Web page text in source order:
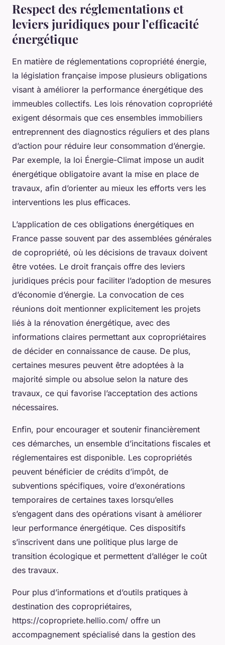
Respect des réglementations et
leviers juridiques pour l’efficacité
énergétique
En matière de réglementations copropriété énergie,
la législation française impose plusieurs obligations
visant à améliorer la performance énergétique des
immeubles collectifs. Les lois rénovation copropriété
exigent désormais que ces ensembles immobiliers
entreprennent des diagnostics réguliers et des plans
d’action pour réduire leur consommation d’énergie.
Par exemple, la loi Énergie-Climat impose un audit
énergétique obligatoire avant la mise en place de
travaux, afin d’orienter au mieux les efforts vers les
interventions les plus efficaces.
L’application de ces obligations énergétiques en
France passe souvent par des assemblées générales
de copropriété, où les décisions de travaux doivent
être votées. Le droit français offre des leviers
juridiques précis pour faciliter l’adoption de mesures
d’économie d’énergie. La convocation de ces
réunions doit mentionner explicitement les projets
liés à la rénovation énergétique, avec des
informations claires permettant aux copropriétaires
de décider en connaissance de cause. De plus,
certaines mesures peuvent être adoptées à la
majorité simple ou absolue selon la nature des
travaux, ce qui favorise l’acceptation des actions
nécessaires.
Enfin, pour encourager et soutenir financièrement
ces démarches, un ensemble d’incitations fiscales et
réglementaires est disponible. Les copropriétés
peuvent bénéficier de crédits d’impôt, de
subventions spécifiques, voire d’exonérations
temporaires de certaines taxes lorsqu’elles
s’engagent dans des opérations visant à améliorer
leur performance énergétique. Ces dispositifs
s’inscrivent dans une politique plus large de
transition écologique et permettent d’alléger le coût
des travaux.
Pour plus d’informations et d’outils pratiques à
destination des copropriétaires,
https://copropriete.hellio.com/ offre un
accompagnement spécialisé dans la gestion des